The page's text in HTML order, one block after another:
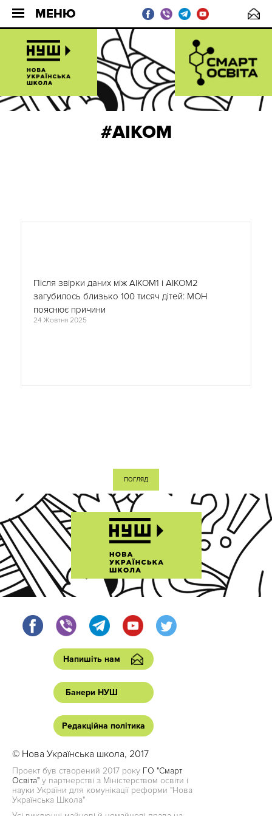
МЕНЮ
#АІКОМ
24 Жовтня 2025
Після звірки даних між АІКОМ1 і АІКОМ2
загубилось близько 100 тисяч дітей: МОН
пояснює причини
ПОГЛЯД
Напишіть нам
Банери НУШ
Редакційна політика
© Нова Українська школа, 2017
Проект був створений 2017 року ГО "Смарт
Освіта" у партнерстві з Міністерством освіти і
науки України для комунікації реформи "Нова
Українська Школа"